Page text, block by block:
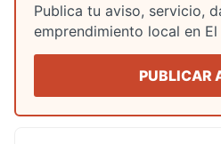
Publica tu aviso, servicio,
emprendimiento local en
PUBLICAR